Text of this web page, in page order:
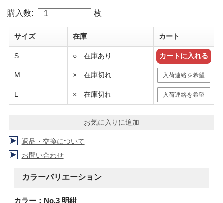
購入数: 枚
サイズ 在庫 カート
S ○ 在庫あり
M × 在庫切れ 入荷連絡を希望
L × 在庫切れ 入荷連絡を希望
返品・交換について
お問い合わせ
カラーバリエーション
カラー：No.3 明紺